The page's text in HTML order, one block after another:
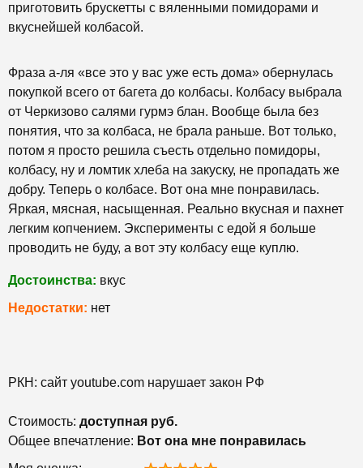
приготовить брускетты с вяленными помидорами и
вкуснейшей колбасой.
Фраза а-ля «все это у вас уже есть дома» обернулась
покупкой всего от багета до колбасы. Колбасу выбрала
от Черкизово салями гурмэ блан. Вообще была без
понятия, что за колбаса, не брала раньше. Вот только,
потом я просто решила съесть отдельно помидоры,
колбасу, ну и ломтик хлеба на закуску, не пропадать же
добру. Теперь о колбасе. Вот она мне понравилась.
Яркая, мясная, насыщенная. Реально вкусная и пахнет
легким копчением. Эксперименты с едой я больше
проводить не буду, а вот эту колбасу еще куплю.
Достоинства: вкус
Недостатки: нет
РКН: сайт youtube.com нарушает закон РФ
Стоимость: доступная руб.
Общее впечатление: Вот она мне понравилась